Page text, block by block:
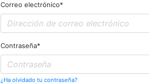
Correo electrónico*
Contraseña*
¿Ha olvidado tu contraseña?